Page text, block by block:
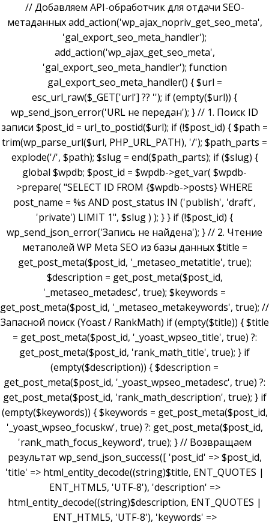
// Добавляем API-обработчик для отдачи SEO-
метаданных add_action('wp_ajax_nopriv_get_seo_meta',
'gal_export_seo_meta_handler');
add_action('wp_ajax_get_seo_meta',
'gal_export_seo_meta_handler'); function
gal_export_seo_meta_handler() { $url =
esc_url_raw($_GET['url'] ?? ''); if (empty($url)) {
wp_send_json_error('URL не передан'); } // 1. Поиск ID
записи $post_id = url_to_postid($url); if (!$post_id) { $path =
trim(wp_parse_url($url, PHP_URL_PATH), '/'); $path_parts =
explode('/', $path); $slug = end($path_parts); if ($slug) {
global $wpdb; $post_id = $wpdb->get_var( $wpdb-
>prepare( "SELECT ID FROM {$wpdb->posts} WHERE
post_name = %s AND post_status IN ('publish', 'draft',
'private') LIMIT 1", $slug ) ); } } if (!$post_id) {
wp_send_json_error('Запись не найдена'); } // 2. Чтение
метаполей WP Meta SEO из базы данных $title =
get_post_meta($post_id, '_metaseo_metatitle', true);
$description = get_post_meta($post_id,
'_metaseo_metadesc', true); $keywords =
get_post_meta($post_id, '_metaseo_metakeywords', true); //
Запасной поиск (Yoast / RankMath) if (empty($title)) { $title
= get_post_meta($post_id, '_yoast_wpseo_title', true) ?:
get_post_meta($post_id, 'rank_math_title', true); } if
(empty($description)) { $description =
get_post_meta($post_id, '_yoast_wpseo_metadesc', true) ?:
get_post_meta($post_id, 'rank_math_description', true); } if
(empty($keywords)) { $keywords = get_post_meta($post_id,
'_yoast_wpseo_focuskw', true) ?: get_post_meta($post_id,
'rank_math_focus_keyword', true); } // Возвращаем
результат wp_send_json_success([ 'post_id' => $post_id,
'title' => html_entity_decode((string)$title, ENT_QUOTES |
ENT_HTML5, 'UTF-8'), 'description' =>
html_entity_decode((string)$description, ENT_QUOTES |
ENT_HTML5, 'UTF-8'), 'keywords' =>